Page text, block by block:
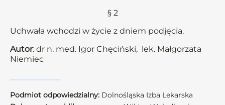
§ 2
Uchwała wchodzi w życie z dniem podjęcia.
Autor: dr n. med. Igor Chęciński, lek. Małgorzata
Niemiec
Podmiot odpowiedzialny: Dolnośląska Izba Lekarska